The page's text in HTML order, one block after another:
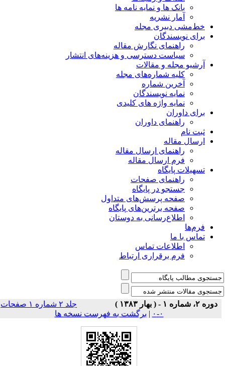
بانک ها و نمایه نامه ها
آمار نشریه
خط‌مشی دبیری مجله
برای نویسندگان
راهنمای نگارش مقاله
سیاست دسترسی و هزینه‌های انتشار
آرشیو مجله و مقالات
کلیه شماره‌های مجله
آخرین شماره
نمایه نویسندگان
نمایه واژه های کلیدی
برای داوران
راهنمای داوران
ثبت نام
ارسال مقاله
راهنمای ارسال مقاله
فرم ارسال مقاله
تسهیلات پایگاه
راهنمای صفحات
جستجو در پایگاه
صفحه پرسش‌های متداول
صفحه برترین‌های پایگاه
اطلاع‌رسانی به دوستان
فرم‌ها
تماس با ما
اطلاعات تماس
فرم برقراری ارتباط
دوره ۲، شماره ۱ - ( بهار ۱۳۸۳ )
جلد ۲ شماره ۱ صفحات
| برگشت به فهرست نسخه ها